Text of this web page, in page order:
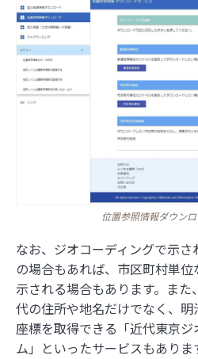
位置参照情報ダウン
なお、ジオコーディングで示
の場合もあれば、市区町村単
示される場合もあります。ま
代の住所や地名だけでなく、
座標を取得できる「近代東京
ム」といったサービスもありま